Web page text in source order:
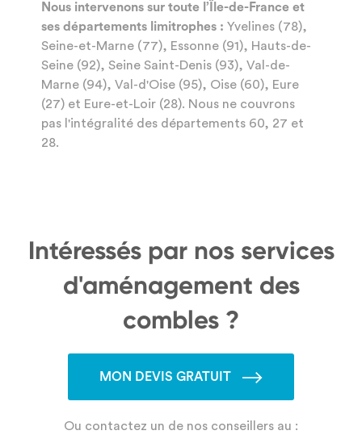
Nous intervenons sur toute l’Île-de-France et
ses départements limitrophes : Yvelines (78),
Seine-et-Marne (77), Essonne (91), Hauts-de-
Seine (92), Seine Saint-Denis (93), Val-de-
Marne (94), Val-d'Oise (95), Oise (60), Eure
(27) et Eure-et-Loir (28). Nous ne couvrons
pas l'intégralité des départements 60, 27 et
28.
Intéressés par nos services
d'aménagement des
combles ?
MON DEVIS GRATUIT
Ou contactez un de nos conseillers au :